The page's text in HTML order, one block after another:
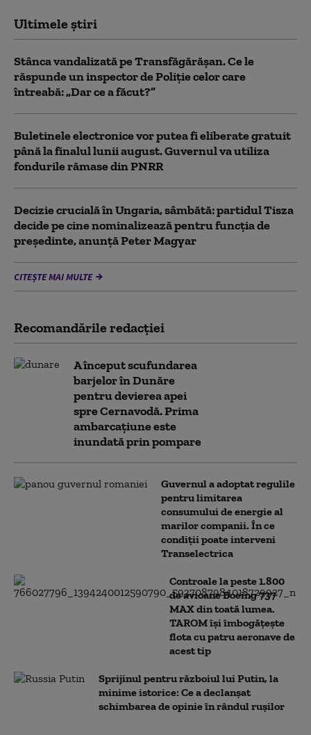
Ultimele știri
Stânca vandalizată pe Transfăgărășan. Ce le
răspunde un inspector de Poliție celor care
întreabă: „Dar ce a făcut?”
Buletinele electronice vor putea fi eliberate gratuit
până la finalul lunii august. Guvernul va utiliza
fondurile rămase din PNRR
Decizie crucială în Ungaria, sâmbătă: partidul Tisza
decide pe cine nominalizează pentru funcția de
președinte, anunță Peter Magyar
CITEȘTE MAI MULTE
Recomandările redacţiei
A început scufundarea
barjelor în Dunăre
pentru devierea apei
spre Cernavodă. Prima
ambarcațiune este
inundată prin pompare
Guvernul a adoptat regulile
pentru limitarea
consumului de energie al
marilor companii. În ce
condiții poate interveni
Transelectrica
Controale la peste 1.800
de avioane Boeing 737
MAX din toată lumea.
TAROM își îmbogățește
flota cu patru aeronave de
acest tip
Sprijinul pentru războiul lui Putin, la
minime istorice: Ce a declanșat
schimbarea de opinie în rândul rușilor